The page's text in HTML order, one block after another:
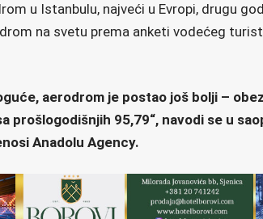
u Istanbulu, najveći u Evropi, drugu
na svetu prema anketi vodećeg
aerodrom je postao još bolji –
prošlogodišnjih 95,79“, navodi se u
Anadolu Agency.